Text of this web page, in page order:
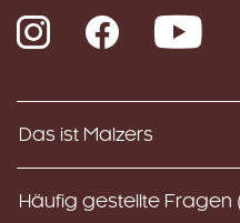
InstagramFacebook
Das ist Malzers
Häufig gestellte Fragen